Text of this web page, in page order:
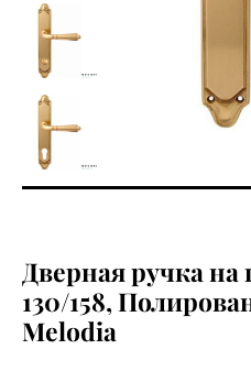
Дверная ручка
130/158,
Melodia